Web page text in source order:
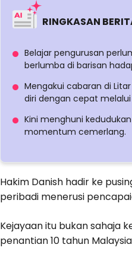
RINGKASAN
Belajar pengurusan
berlumba di barisan
Mengakui cabaran di
diri dengan cepat
Kini menghuni
momentum cemerlang.
Hakim Danish hadir ke
peribadi menerusi
Kejayaan itu bukan sahaja
penantian 10 tahun